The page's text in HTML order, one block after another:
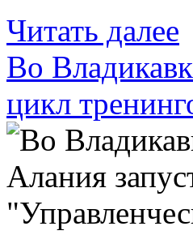
Читать далее
Во
цикл